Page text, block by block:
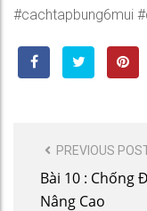
#cachtapbung6mui
NAVIGATION
PREVIOUS
Bài 10 : Chống
Nâng Cao